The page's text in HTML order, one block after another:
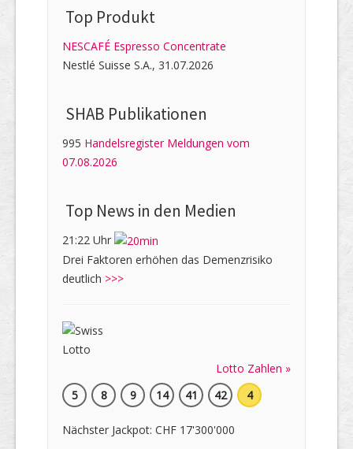
Top Produkt
NESCAFÉ Espresso Concentrate
Nestlé Suisse S.A., 31.07.2026
SHAB Publi­kati­onen
995 Handelsregister Meldungen vom
07.08.2026
Top News in den Medien
21:22 Uhr
Drei Faktoren erhöhen das Demenzrisiko
deutlich >>>
Lotto Zahlen »
5
8 9 14 41 42 4
Nächster Jackpot: CHF 17'300'000